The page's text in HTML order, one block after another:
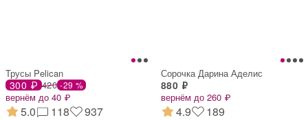
Трусы Pelican
300 ₽ 420 -29 %
вернём до 40 ₽
5.0 118 937
Сорочка Дарина Аделис
880 ₽
вернём до 260 ₽
4.9 189